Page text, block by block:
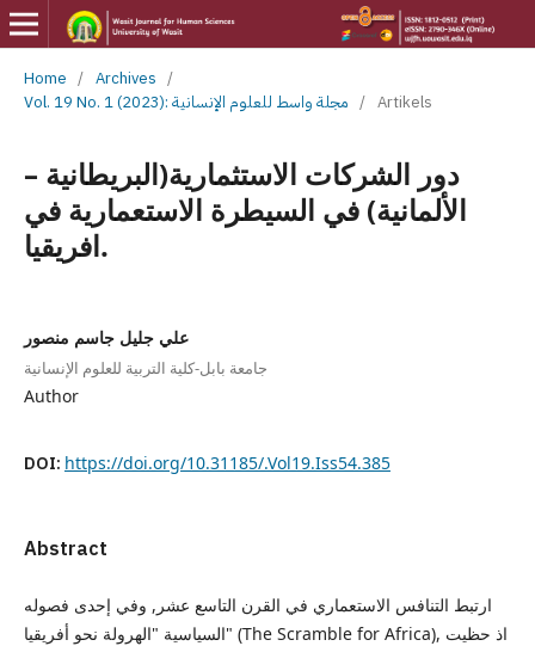
Home / Archives /
Vol. 19 No. 1 (2023): مجلة واسط للعلوم الإنسانية / Artikels
دور الشركات الاستثمارية(البريطانية –
الألمانية) في السيطرة الاستعمارية في
افريقيا.
علي جليل جاسم منصور
جامعة بابل-كلية التربية للعلوم الإنسانية
Author
DOI: https://doi.org/10.31185/.Vol19.Iss54.385
Abstract
ارتبط التنافس الاستعماري في القرن التاسع عشر, وفي إحدى فصوله
السياسية "الهرولة نحو أفريقيا" (The Scramble for Africa), اذ حظيت